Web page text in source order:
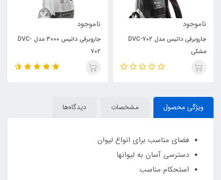
ناموجود
جاروبرقی داتیس مدل DVC-702
مشکی
ناموجود
جاروبرقی داتیس 3000 مدل DVC-
702
ویژگی محصول مشخصات دیدگاه‌ها
فضای مناسب برای انواع لیوان
دسترسی آسان به لیوانها
استحکام مناسب